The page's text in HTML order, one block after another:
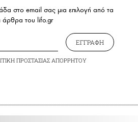
στο email σας μια επιλογή από τα
άρθρα του lifo.gr
ΕΓΓΡΑΦΗ
ΠΡΟΣΤΑΣΙΑΣ ΑΠΟΡΡΗΤΟΥ